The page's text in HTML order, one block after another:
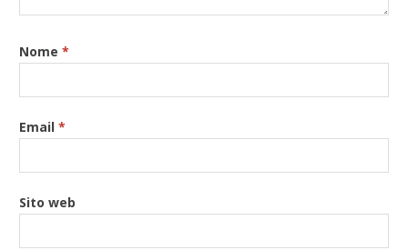
Nome*
Email*
Sito web